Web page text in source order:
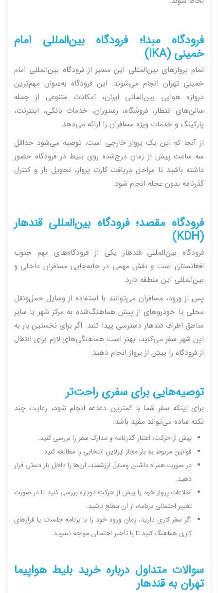
فرودگاه مبدا؛ فرودگاه بین‌المللی امام
خمینی (IKA)
تمام پروازهای بین‌المللی این مسیر از فرودگاه بین‌المللی امام
خمینی تهران انجام می‌شوند. این فرودگاه به‌عنوان مهم‌ترین
دروازه هوایی بین‌المللی ایران، امکانات متنوعی از جمله
سالن‌های انتظار، فروشگاه، رستوران، خدمات بانکی، اینترنت،
پارکینگ و خدمات ویژه مسافران را ارائه می‌دهد.
از آنجا که این یک پرواز خارجی است، توصیه می‌شود حداقل
سه ساعت پیش از زمان درج‌شده روی بلیط در فرودگاه حضور
داشته باشید تا مراحل دریافت کارت پرواز، تحویل بار و کنترل
گذرنامه بدون عجله انجام شود.
فرودگاه مقصد؛ فرودگاه بین‌المللی قندهار
(KDH)
فرودگاه بین‌المللی قندهار یکی از فرودگاه‌های مهم جنوب
افغانستان است و نقش مهمی در جابه‌جایی مسافران داخلی و
بین‌المللی این منطقه دارد.
پس از ورود، مسافران می‌توانند با استفاده از وسایل حمل‌ونقل
محلی یا خودروهای از پیش هماهنگ‌شده به مرکز شهر یا سایر
مناطق اطراف قندهار دسترسی پیدا کنند. اگر برای نخستین بار به
این شهر سفر می‌کنید، بهتر است هماهنگی‌های لازم برای انتقال
از فرودگاه را پیش از پرواز انجام دهید.
توصیه‌هایی برای سفری راحت‌تر
برای اینکه سفر شما با کمترین دغدغه انجام شود، رعایت چند
نکته ساده می‌تواند مفید باشد:
پیش از حرکت، اعتبار گذرنامه و مدارک سفر را بررسی کنید.
قوانین مربوط به بار مجاز ایرلاین انتخابی را مطالعه کنید.
در صورت همراه داشتن وسایل ارزشمند، آن‌ها را داخل بار دستی قرار
دهید.
اطلاعات پرواز خود را پیش از حرکت دوباره بررسی کنید تا در صورت
تغییر احتمالی برنامه، از آن مطلع باشید.
اگر سفر کاری دارید، زمان ورود خود را با برنامه جلسات یا قرارهای
کاری هماهنگ کنید تا با تأخیر احتمالی مواجه نشوید.
سوالات متداول درباره خرید بلیط هواپیما
تهران به قندهار